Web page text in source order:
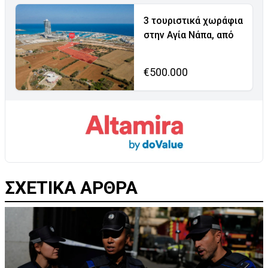
3 τουριστικά χωράφια
στην Αγία Νάπα, από
€500.000
ΣΧΕΤΙΚΑ ΑΡΘΡΑ